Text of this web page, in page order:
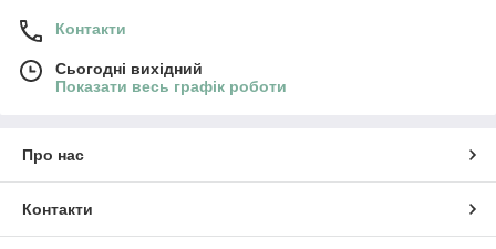
Контакти
Сьогодні вихідний
Показати весь графік роботи
Про нас
Контакти